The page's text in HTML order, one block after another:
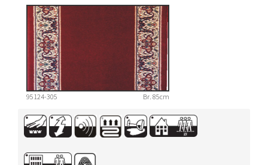
95124-305 Br. 85cm